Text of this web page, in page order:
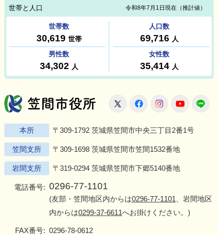
笠間市役所
X FacebookInstagram
本所 〒309-1792 茨城県笠間市中央三丁目2番1号
笠間支所 〒309-1698 茨城県笠間市笠間1532番地
岩間支所 〒319-0294 茨城県笠間市下郷5140番地
電話番号: 0296-77-1101
(友部・笠間地区内からは0296-77-1101 、岩間地区
内からは0299-37-6611へお掛けください。)
FAX番号: 0296-78-0612